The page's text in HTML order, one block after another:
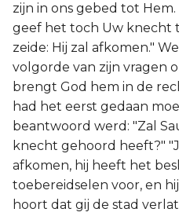
zijn in ons gebed tot Hem.
geef het toch Uw knecht
zeide: Hij zal afkomen."
volgorde van zijn vragen
brengt God hem in de
had het eerst gedaan
beantwoord werd: "Zal
knecht gehoord heeft?"
afkomen, hij heeft het
toebereidselen voor, en
hoort dat gij de stad